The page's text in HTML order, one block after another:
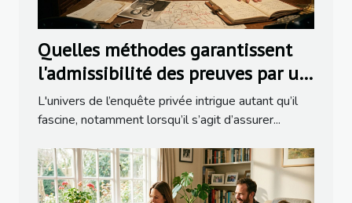
Quelles méthodes garantissent
l'admissibilité des preuves par un
détective ?
L'univers de l’enquête privée intrigue autant qu’il
fascine, notamment lorsqu’il s’agit d’assurer...